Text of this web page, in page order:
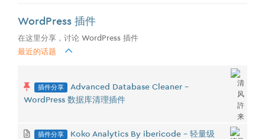
WordPress 插件
在这里分享，讨论 WordPress 插件
最近的话题
插件分享
Advanced Database Cleaner -
WordPress 数据库清理插件
插件分享
Koko Analytics By ibericode - 轻量级